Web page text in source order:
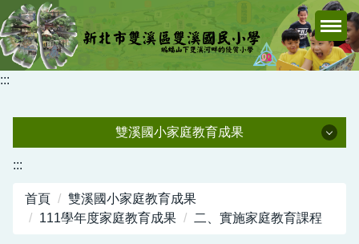
跳
到
主
要
:::
雙溪國小家庭教育成果
113學年度家庭教育成果
:::
首頁
雙溪國小家庭教育成果
111學年度家庭教育成果
二、實施家庭教育課程